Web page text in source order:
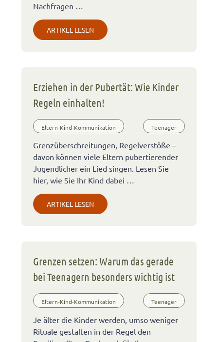
Nachfragen …
ARTIKEL LESEN
Erziehen in der Pubertät: Wie Kinder
Regeln einhalten!
Eltern-Kind-Kommunikation Teenager
Grenzüberschreitungen, Regelverstöße –
davon können viele Eltern pubertierender
Jugendlicher ein Lied singen. Lesen Sie
hier, wie Sie Ihr Kind dabei …
ARTIKEL LESEN
Grenzen setzen: Warum das gerade
bei Teenagern besonders wichtig ist
Eltern-Kind-Kommunikation Teenager
Je älter die Kinder werden, umso weniger
Rituale gestalten in der Regel den